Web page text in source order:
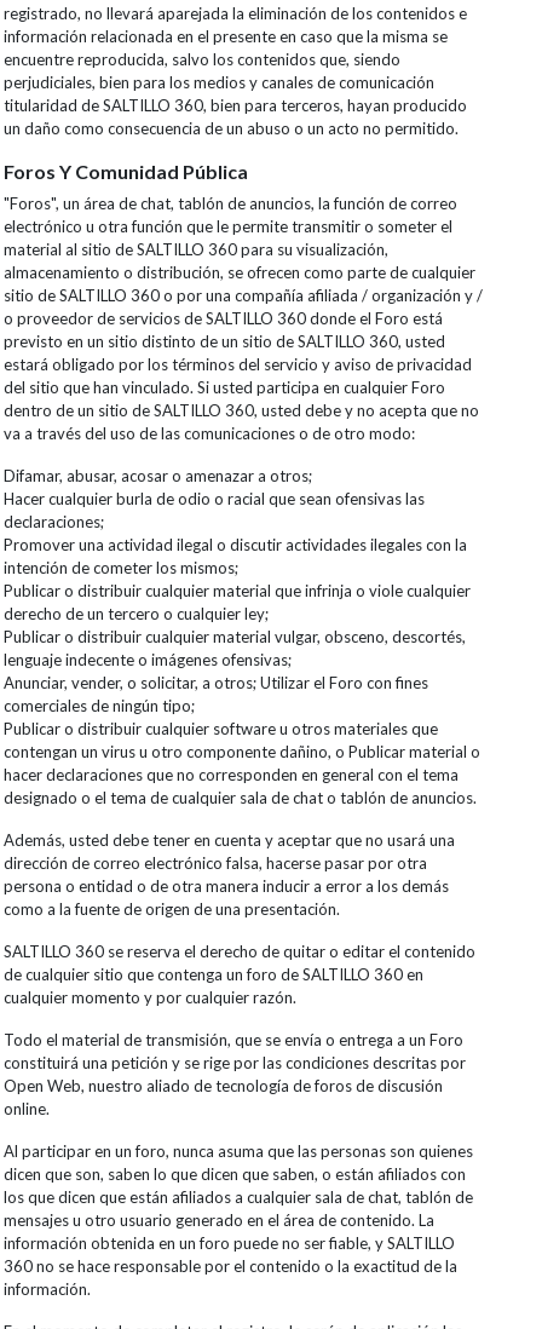
registrado, no llevará aparejada la eliminación de los contenidos e
información relacionada en el presente en caso que la misma se
encuentre reproducida, salvo los contenidos que, siendo
perjudiciales, bien para los medios y canales de comunicación
titularidad de SALTILLO 360, bien para terceros, hayan producido
un daño como consecuencia de un abuso o un acto no permitido.
Foros Y Comunidad Pública
"Foros", un área de chat, tablón de anuncios, la función de correo
electrónico u otra función que le permite transmitir o someter el
material al sitio de SALTILLO 360 para su visualización,
almacenamiento o distribución, se ofrecen como parte de cualquier
sitio de SALTILLO 360 o por una compañía afiliada / organización y /
o proveedor de servicios de SALTILLO 360 donde el Foro está
previsto en un sitio distinto de un sitio de SALTILLO 360, usted
estará obligado por los términos del servicio y aviso de privacidad
del sitio que han vinculado. Si usted participa en cualquier Foro
dentro de un sitio de SALTILLO 360, usted debe y no acepta que no
va a través del uso de las comunicaciones o de otro modo:
Difamar, abusar, acosar o amenazar a otros;
Hacer cualquier burla de odio o racial que sean ofensivas las
declaraciones;
Promover una actividad ilegal o discutir actividades ilegales con la
intención de cometer los mismos;
Publicar o distribuir cualquier material que infrinja o viole cualquier
derecho de un tercero o cualquier ley;
Publicar o distribuir cualquier material vulgar, obsceno, descortés,
lenguaje indecente o imágenes ofensivas;
Anunciar, vender, o solicitar, a otros; Utilizar el Foro con fines
comerciales de ningún tipo;
Publicar o distribuir cualquier software u otros materiales que
contengan un virus u otro componente dañino, o Publicar material o
hacer declaraciones que no corresponden en general con el tema
designado o el tema de cualquier sala de chat o tablón de anuncios.
Además, usted debe tener en cuenta y aceptar que no usará una
dirección de correo electrónico falsa, hacerse pasar por otra
persona o entidad o de otra manera inducir a error a los demás
como a la fuente de origen de una presentación.
SALTILLO 360 se reserva el derecho de quitar o editar el contenido
de cualquier sitio que contenga un foro de SALTILLO 360 en
cualquier momento y por cualquier razón.
Todo el material de transmisión, que se envía o entrega a un Foro
constituirá una petición y se rige por las condiciones descritas por
Open Web, nuestro aliado de tecnología de foros de discusión
online.
Al participar en un foro, nunca asuma que las personas son quienes
dicen que son, saben lo que dicen que saben, o están afiliados con
los que dicen que están afiliados a cualquier sala de chat, tablón de
mensajes u otro usuario generado en el área de contenido. La
información obtenida en un foro puede no ser fiable, y SALTILLO
360 no se hace responsable por el contenido o la exactitud de la
información.